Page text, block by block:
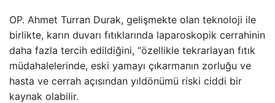
OP. Ahmet Turran Durak, gelişmekte olan teknoloji ile
birlikte, karın duvarı fıtıklarında laparoskopik cerrahinin
daha fazla tercih edildiğini, “özellikle tekrarlayan fıtık
müdahalelerinde, eski yamayı çıkarmanın zorluğu ve
hasta ve cerrah açısından yıldönümü riski ciddi bir
kaynak olabilir.